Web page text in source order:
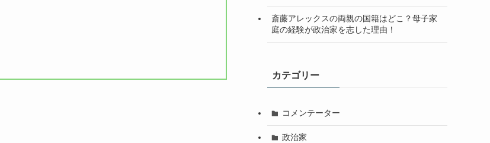
斎藤アレックスの両親の国籍はどこ？母子家
庭の経験が政治家を志した理由！
カテゴリー
コメンテーター
政治家